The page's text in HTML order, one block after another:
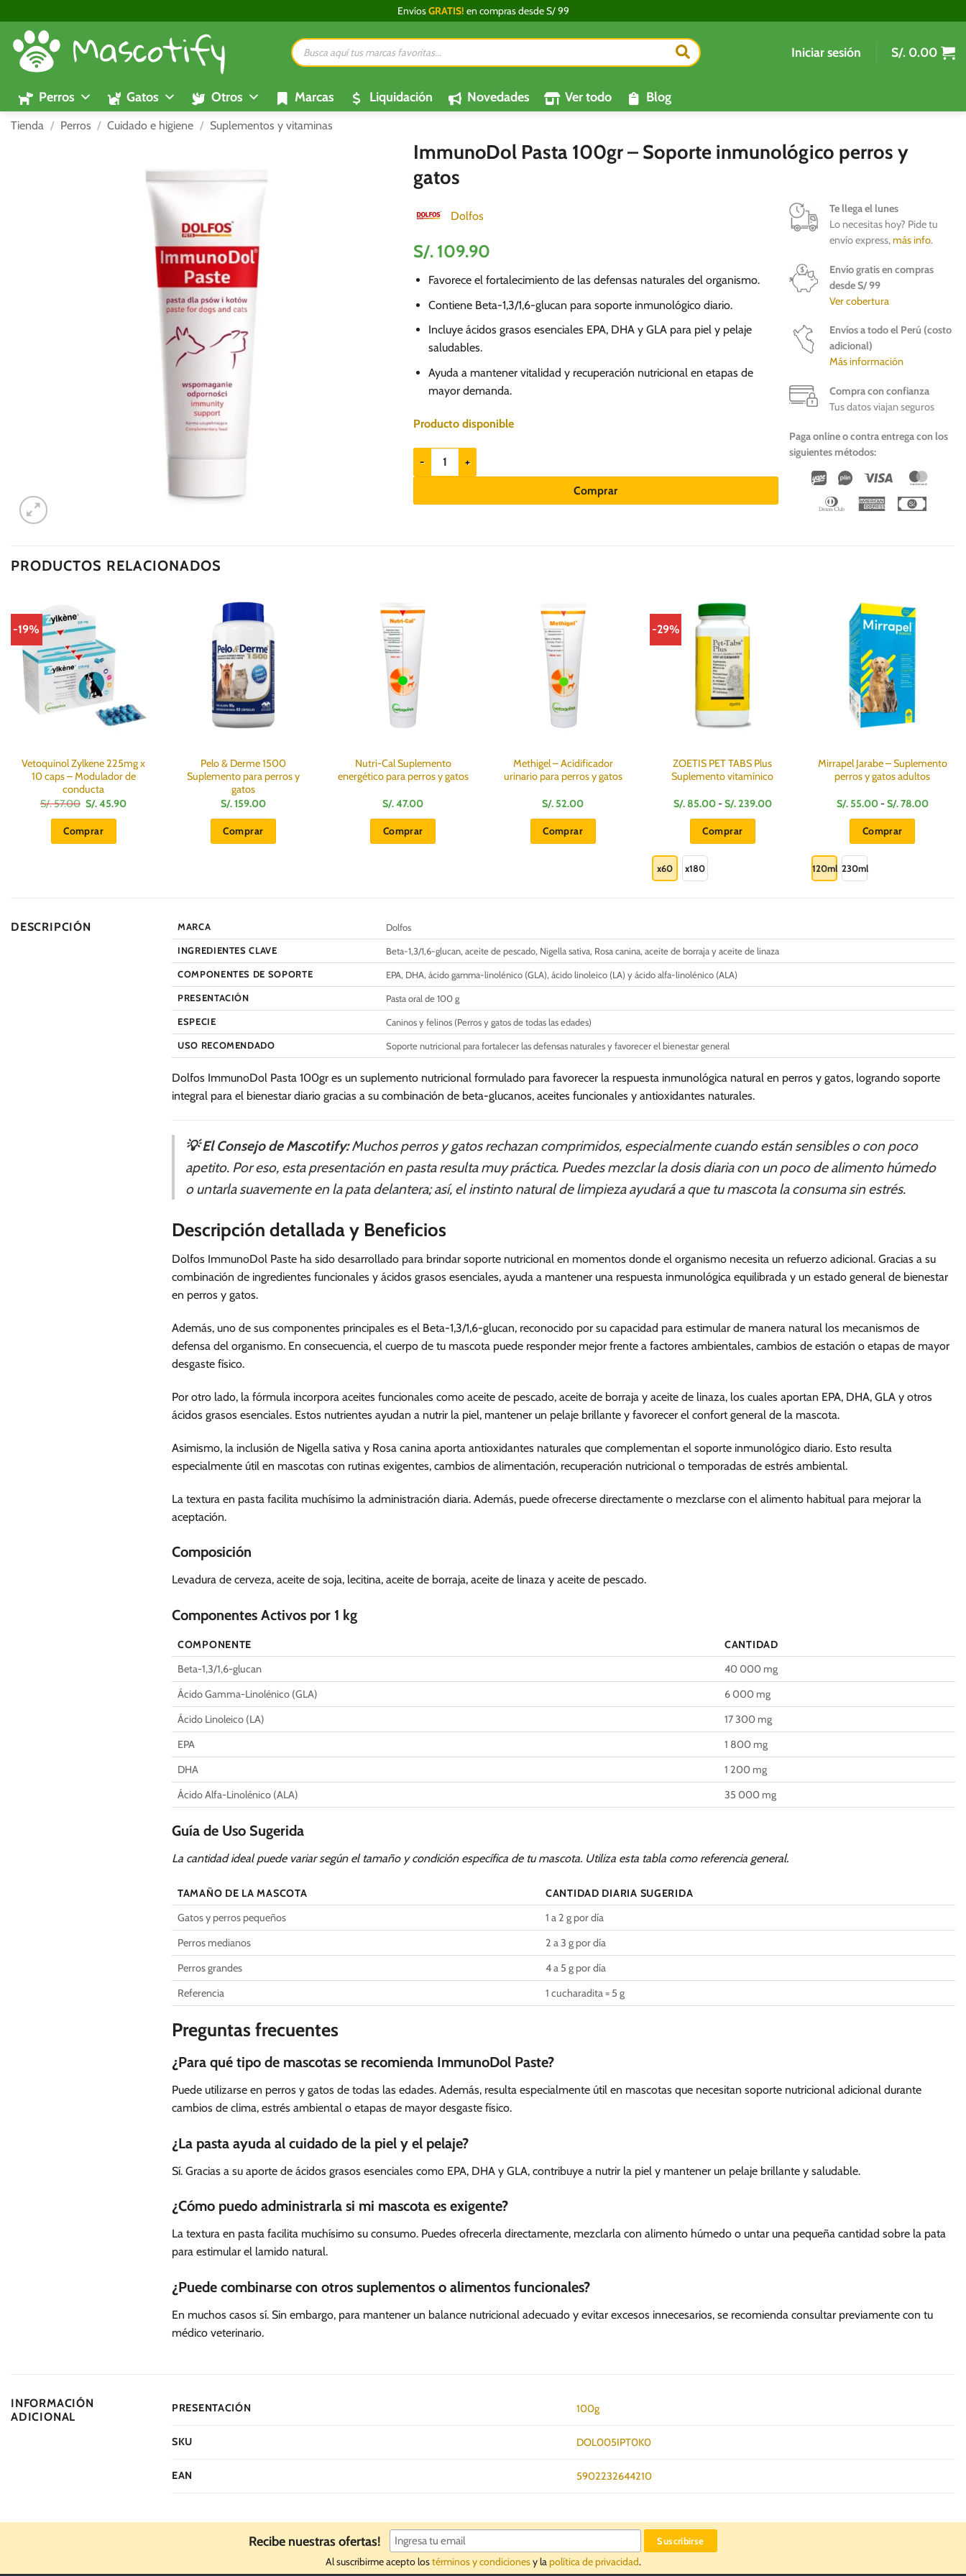
al
contenido
EnvíosGRATIS! en compras desde S/ 99
Búsqueda
de
productos
Iniciar sesión S/. 0.00
Perros Gatos Otros Marcas Liquidación Novedades Ver todo Blog
Tienda / Perros / Cuidado e higiene / Suplementos y vitaminas
ImmunoDol Pasta 100gr – Soporte inmunológico perros y
gatos
Dolfos
S/. 109.90
Favorece el fortalecimiento de las defensas naturales del organismo.
Contiene Beta-1,3/1,6-glucan para soporte inmunológico diario.
Incluye ácidos grasos esenciales EPA, DHA y GLA para piel y pelaje
saludables.
Ayuda a mantener vitalidad y recuperación nutricional en etapas de
mayor demanda.
Producto disponible
ImmunoDol Pasta 100gr - Soporte inmunológico perros y gatos cantidad
Comprar
Te llega el lunes
Lo necesitas hoy? Pide tu
envío express,más info.
Envío gratis en compras
desde S/ 99
Ver cobertura
Envíos a todo el Perú (costo
adicional)
Más información
Compra con confianza
Tus datos viajan seguros
Paga online o contra entrega con los
siguientes métodos:
Wirecard
Vipps Visa
Dinners
American
PRODUCTOS RELACIONADOS
-19%
Vetoquinol Zylkene 225mg x
10 caps – Modulador de
conducta
S/.57.00 El
precio
original
era:
S/.
S/.45.90El
Comprar
Pelo & Derme 1500
Suplemento para perros y
gatos
S/.159.00
Comprar
Nutri-Cal Suplemento
energético para perros y gatos
S/.47.00
Comprar
Methigel – Acidificador
urinario para perros y gatos
S/. 52.00
Comprar
-29%
ZOETIS PET TABS Plus
Suplemento vitamínico
S/.85.00-S/.239.00Rango
Comprar
opciones
se
pueden
la
página
producto
x60 x180
Mirrapel Jarabe – Suplemento
perros y gatos adultos
S/. 55.00-S/.78.00Rango
Comprar
se
pueden
la
producto
120ml 230ml
DESCRIPCIÓN MARCA
Dolfos
INGREDIENTES CLAVE
Beta-1,3/1,6-glucan, aceite de pescado, Nigella sativa, Rosa canina, aceite de borraja y aceite de linaza
COMPONENTES DE SOPORTE
EPA, DHA, ácido gamma-linolénico (GLA), ácido linoleico (LA) y ácido alfa-linolénico (ALA)
PRESENTACIÓN
Pasta oral de 100 g
ESPECIE
Caninos y felinos (Perros y gatos de todas las edades)
USO RECOMENDADO
Soporte nutricional para fortalecer las defensas naturales y favorecer el bienestar general
Dolfos ImmunoDol Pasta 100gr es un suplemento nutricional formulado para favorecer la respuesta inmunológica natural en perros y gatos, logrando soporte
integral para el bienestar diario gracias a su combinación de beta-glucanos, aceites funcionales y antioxidantes naturales.
💡 El Consejo de Mascotify:Muchos perros y gatos rechazan comprimidos, especialmente cuando están sensibles o con poco
apetito. Por eso, esta presentación en pasta resulta muy práctica. Puedes mezclar la dosis diaria con un poco de alimento húmedo
o untarla suavemente en la pata delantera; así, el instinto natural de limpieza ayudará a que tu mascota la consuma sin estrés.
Descripción detallada y Beneficios
Dolfos ImmunoDol Paste ha sido desarrollado para brindar soporte nutricional en momentos donde el organismo necesita un refuerzo adicional. Gracias a su
combinación de ingredientes funcionales y ácidos grasos esenciales, ayuda a mantener una respuesta inmunológica equilibrada y un estado general de bienestar
en perros y gatos.
Además, uno de sus componentes principales es el Beta-1,3/1,6-glucan, reconocido por su capacidad para estimular de manera natural los mecanismos de
defensa del organismo. En consecuencia, el cuerpo de tu mascota puede responder mejor frente a factores ambientales, cambios de estación o etapas de mayor
desgaste físico.
Por otro lado, la fórmula incorpora aceites funcionales como aceite de pescado, aceite de borraja y aceite de linaza, los cuales aportan EPA, DHA, GLA y otros
ácidos grasos esenciales. Estos nutrientes ayudan a nutrir la piel, mantener un pelaje brillante y favorecer el confort general de la mascota.
Asimismo, la inclusión de Nigella sativa y Rosa canina aporta antioxidantes naturales que complementan el soporte inmunológico diario. Esto resulta
especialmente útil en mascotas con rutinas exigentes, cambios de alimentación, recuperación nutricional o temporadas de estrés ambiental.
La textura en pasta facilita muchísimo la administración diaria. Además, puede ofrecerse directamente o mezclarse con el alimento habitual para mejorar la
aceptación.
Composición
Levadura de cerveza, aceite de soja, lecitina, aceite de borraja, aceite de linaza y aceite de pescado.
Componentes Activos por 1 kg
COMPONENTE
CANTIDAD
Beta-1,3/1,6-glucan
40 000 mg
Ácido Gamma-Linolénico (GLA)
6 000 mg
Ácido Linoleico (LA)
17 300 mg
EPA
1 800 mg
DHA
1 200 mg
Ácido Alfa-Linolénico (ALA)
35 000 mg
Guía de Uso Sugerida
La cantidad ideal puede variar según el tamaño y condición específica de tu mascota. Utiliza esta tabla como referencia general.
TAMAÑO DE LA MASCOTA
CANTIDAD DIARIA SUGERIDA
Gatos y perros pequeños
1 a 2 g por día
Perros medianos
2 a 3 g por día
Perros grandes
4 a 5 g por día
Referencia
1 cucharadita = 5 g
Preguntas frecuentes
¿Para qué tipo de mascotas se recomienda ImmunoDol Paste?
Puede utilizarse en perros y gatos de todas las edades. Además, resulta especialmente útil en mascotas que necesitan soporte nutricional adicional durante
cambios de clima, estrés ambiental o etapas de mayor desgaste físico.
¿La pasta ayuda al cuidado de la piel y el pelaje?
Sí. Gracias a su aporte de ácidos grasos esenciales como EPA, DHA y GLA, contribuye a nutrir la piel y mantener un pelaje brillante y saludable.
¿Cómo puedo administrarla si mi mascota es exigente?
La textura en pasta facilita muchísimo su consumo. Puedes ofrecerla directamente, mezclarla con alimento húmedo o untar una pequeña cantidad sobre la pata
para estimular el lamido natural.
¿Puede combinarse con otros suplementos o alimentos funcionales?
En muchos casos sí. Sin embargo, para mantener un balance nutricional adecuado y evitar excesos innecesarios, se recomienda consultar previamente con tu
médico veterinario.
INFORMACIÓN
ADICIONAL
PRESENTACIÓN 100g
SKU DOL005IPT0K0
EAN 5902232644210
Recibe nuestras ofertas!
Al suscribirme acepto lostérminos y condicionesy lapolítica de privacidad.